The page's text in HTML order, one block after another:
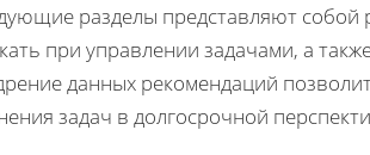
разделы представляют собой
при управлении задачами, а
данных рекомендаций
задач в долгосрочной